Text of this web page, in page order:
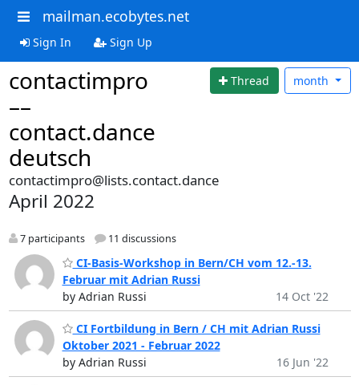
mailman.ecobytes.net
Sign In Sign Up
contactimpro
––
contact.dance
deutsch
Thread month
contactimpro@lists.contact.dance
April 2022
7 participants 11 discussions
CI-Basis-Workshop in Bern/CH vom 12.-13.
Februar mit Adrian Russi
by Adrian Russi
14 Oct '22
CI Fortbildung in Bern / CH mit Adrian Russi
Oktober 2021 - Februar 2022
by Adrian Russi
16 Jun '22